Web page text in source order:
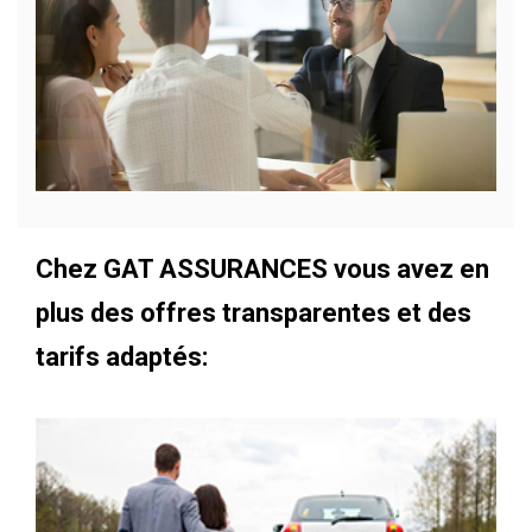
Chez GAT ASSURANCES vous avez en
plus des offres transparentes et des
tarifs adaptés: